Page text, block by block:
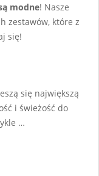
modne! Nasze
zestawów, które z
się!
się największą
i świeżość do
…